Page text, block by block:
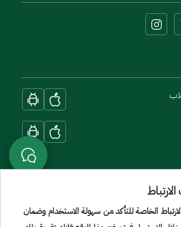
الخاصة للتأكد من سهولة الاستخدام وضمان